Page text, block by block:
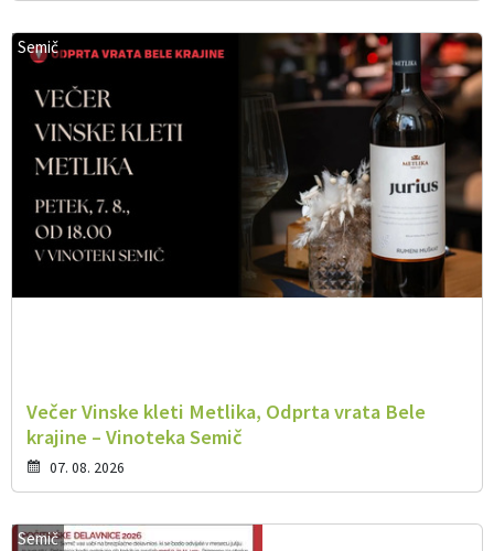
Semič
Večer Vinske kleti Metlika, Odprta vrata Bele
krajine – Vinoteka Semič
07. 08. 2026
Semič